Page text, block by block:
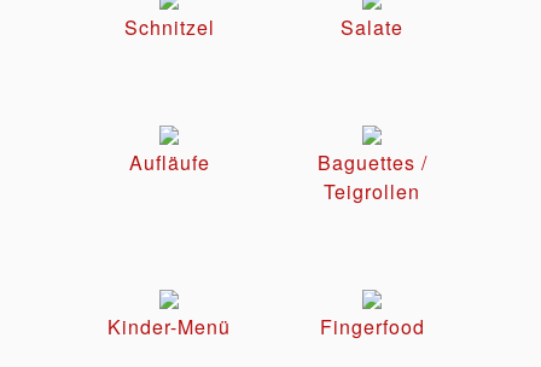
Schnitzel Salate
Aufläufe
Baguettes /
Teigrollen
Kinder-Menü Fingerfood